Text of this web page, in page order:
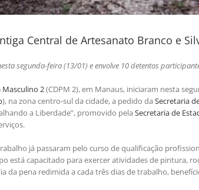
Central de Artesanato Branco e
segunda-feira (13/01) e envolve 10 detentos
2(CDPM 2), em Manaus, iniciaram nesta
), na zona centro-sul da cidade, a pedido da Secretaria
a Liberdade”, promovido pela Secretaria de
já passaram pelo curso de qualificação
está capacitado para exercer atividades de pintura,
pena redimida a cada três dias de trabalho,